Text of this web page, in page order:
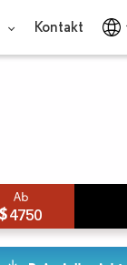
Kontakt
4750